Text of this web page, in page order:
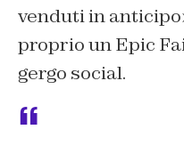
venduti in
proprio un Epic
gergo social.